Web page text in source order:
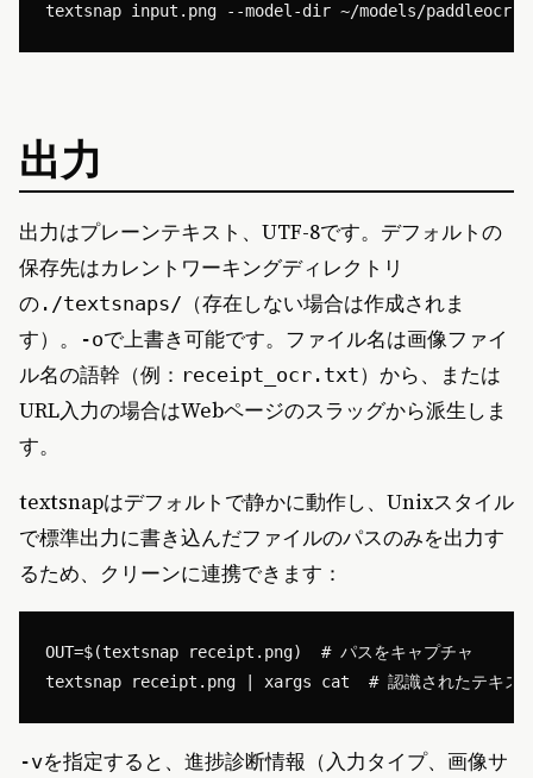
出力
出力はプレーンテキスト、UTF-8です。デフォルトの
保存先はカレントワーキングディレクトリ
の ./textsnaps/ （存在しない場合は作成されま
す）。
-oで上書き可能です。ファイル名は画像ファイ
ル名の語幹（例： receipt_ocr.txt）から、または
URL入力の場合はWebページのスラッグから派生しま
す。
textsnapはデフォルトで静かに動作し、Unixスタイル
で標準出力に書き込んだファイルのパスのみを出力す
るため、クリーンに連携できます：
OUT=$(textsnap receipt.png)  # パスをキャプチャ
-vを指定すると、進捗診断情報（入力タイプ、画像サ